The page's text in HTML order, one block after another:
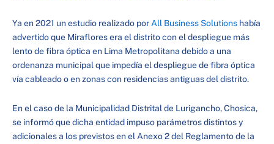
Ya en 2021 un estudio realizado porAll Business Solutions había
advertido que Miraflores era el distrito con el despliegue más
lento de fibra óptica en Lima Metropolitana debido a una
ordenanza municipal que impedía el despliegue de fibra óptica
vía cableado o en zonas con residencias antiguas del distrito.
En el caso de la Municipalidad Distrital de Lurigancho, Chosica,
se informó que dicha entidad impuso parámetros distintos y
adicionales a los previstos en el Anexo 2 del Reglamento de la